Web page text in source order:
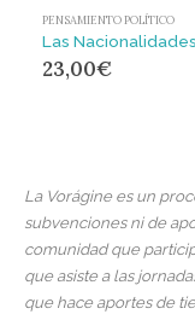
PENSAMIENTO POLÍTICO
23,00€
La Vorágine es un
subvenciones ni de
comunidad que
que asiste a las
que hace aportes de